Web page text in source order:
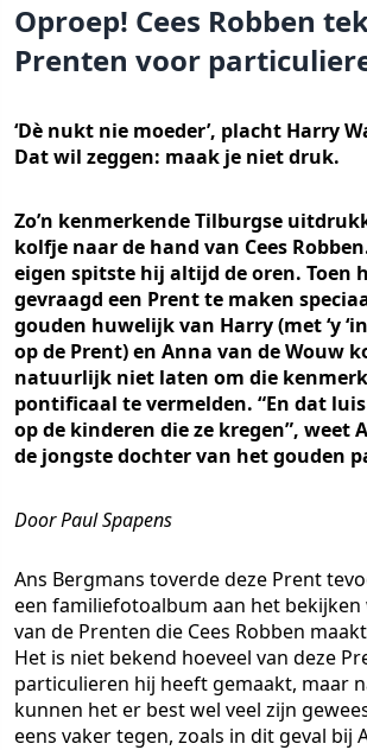
Oproep! Cees Robben
Prenten voor
‘Dè nukt nie moeder’, placht Harry
Dat wil zeggen: maak je niet druk.
Zo’n kenmerkende Tilburgse
kolfje naar de hand van Cees
eigen spitste hij altijd de oren. Toen
gevraagd een Prent te maken
gouden huwelijk van Harry (met ‘y ‘in
op de Prent) en Anna van de Wouw
natuurlijk niet laten om die
pontificaal te vermelden. “En dat
op de kinderen die ze kregen”, weet
de jongste dochter van het gouden
Door Paul Spapens
Ans Bergmans toverde deze Prent
een familiefotoalbum aan het bekijken
van de Prenten die Cees Robben
Het is niet bekend hoeveel van deze
particulieren hij heeft gemaakt, maar
kunnen het er best wel veel zijn
eens vaker tegen, zoals in dit geval bij